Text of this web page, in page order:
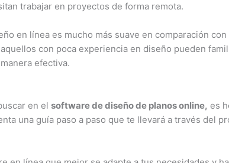
trabajar en proyectos de forma remota.
en línea es mucho más suave en comparación con
con poca experiencia en diseño pueden
efectiva.
en elsoftware de diseño de planos online, es
una guía paso a paso que te llevará a través del